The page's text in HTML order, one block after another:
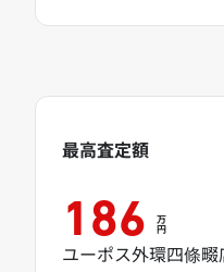
最高査定額
186 万
円
ユーポス外環四條畷